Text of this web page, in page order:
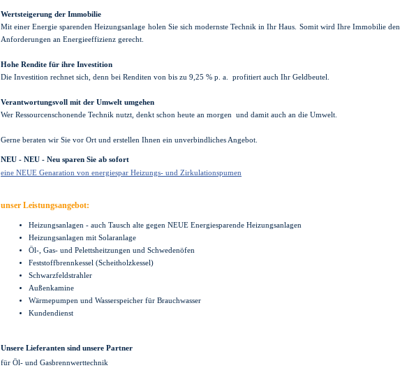
Wertsteigerung der Immobilie
Mit einer Energie sparenden Heizungsanlage holen Sie sich modernste Technik in Ihr Haus. Somit wird Ihre Immobilie den
Anforderungen an Energieeffizienz gerecht.
Hohe Rendite für ihre Investition
Die Investition rechnet sich, denn bei Renditen von bis zu 9,25 % p. a. profitiert auch Ihr Geldbeutel.
Verantwortungsvoll mit der Umwelt umgehen
Wer Ressourcenschonende Technik nutzt, denkt schon heute an morgen und damit auch an die Umwelt.
Gerne beraten wir Sie vor Ort und erstellen Ihnen ein unverbindliches Angebot.
NEU - NEU - Neu sparen Sie ab sofort
eine NEUE Genaration von energiespar Heizungs- und Zirkulationspumen
unser Leistungsangebot:
Heizungsanlagen - auch Tausch alte gegen NEUE Energiesparende Heizungsanlagen
Heizungsanlagen mit Solaranlage
Öl-, Gas- und Pelettsheitzungen und Schwedenöfen
Feststoffbrennkessel (Scheitholzkessel)
Schwarzfeldstrahler
Außenkamine
Wärmepumpen und Wasserspeicher für Brauchwasser
Kundendienst
Unsere Lieferanten sind unsere Partner
für Öl- und Gasbrennwerttechnik